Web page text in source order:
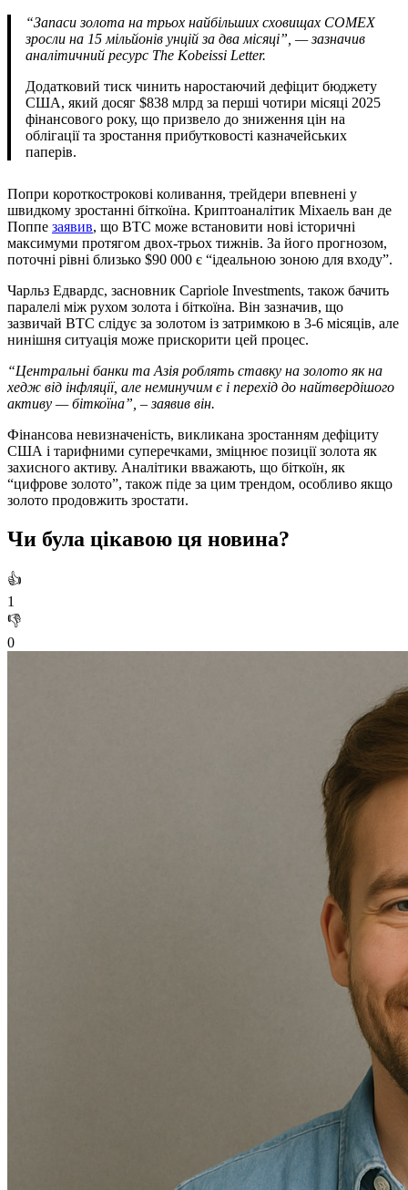
“Запаси золота на трьох найбільших сховищах COMEX
зросли на 15 мільйонів унцій за два місяці”, —зазначив
аналітичний ресурс The Kobeissi Letter.
Додатковий тиск чинить наростаючий дефіцит бюджету
США, який досяг $838 млрд за перші чотири місяці 2025
фінансового року, що призвело до зниження цін на
облігації та зростання прибутковості казначейських
паперів.
Попри короткострокові коливання, трейдери впевнені у
швидкому зростанні біткоїна. Криптоаналітик Міхаель ван де
Поппе заявив, що BTC може встановити нові історичні
максимуми протягом двох-трьох тижнів. За його прогнозом,
поточні рівні близько $90 000 є “ідеальною зоною для входу”.
Чарльз Едвардс, засновник Capriole Investments, також бачить
паралелі між рухом золота і біткоїна. Він зазначив, що
зазвичай BTC слідує за золотом із затримкою в 3-6 місяців, але
нинішня ситуація може прискорити цей процес.
“Центральні банки та Азія роблять ставку на золото як на
хедж від інфляції, але неминучим є і перехід до найтвердішого
активу — біткоїна”, – заявив він.
Фінансова невизначеність, викликана зростанням дефіциту
США і тарифними суперечками, зміцнює позиції золота як
захисного активу. Аналітики вважають, що біткоїн, як
“цифрове золото”, також піде за цим трендом, особливо якщо
золото продовжить зростати.
Чи була цікавою ця новина?
👍
1
👎
0